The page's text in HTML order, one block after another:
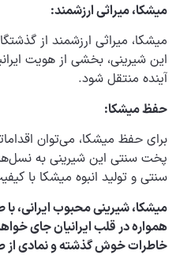
میشکا، میراثی ارزشمند:
میشکا، میراثی ارزشمند از
این شیرینی، بخشی از هویت
آینده منتقل شود.
حفظ میشکا:
برای حفظ میشکا، می‌توان
پخت سنتی این شیرینی به
سنتی و تولید انبوه میشکا با
میشکا، شیرینی محبوب ایرانی،
همواره در قلب ایرانیان جای
خاطرات خوش گذشته و نمادی از